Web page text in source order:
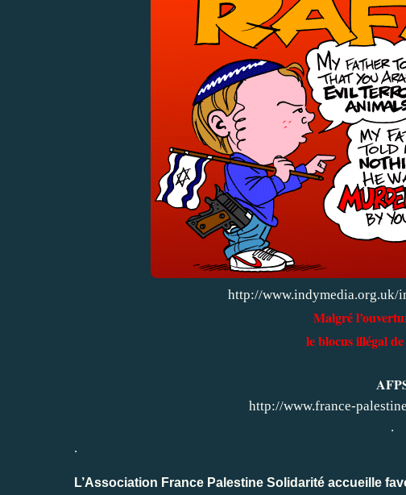
http://www.indymedia.org.uk/
Malgré
le blocus illégal
http://www.france-
.
.
L’Association France Palestine Solidarité accueille